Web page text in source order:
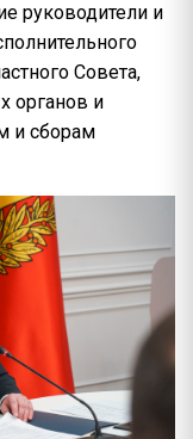
руководители и
Совета,
органов и
и сборам